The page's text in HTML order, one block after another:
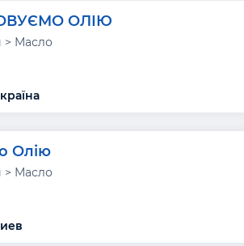
ОЛІЮ
> Масло
Олію
> Масло